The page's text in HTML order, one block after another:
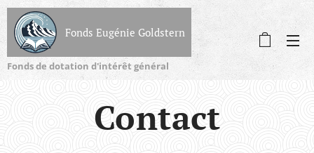
Fonds Eugénie Goldstern
Fonds de dotation d'intérêt général
Contact